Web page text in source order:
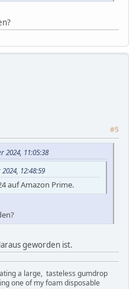
#5
2024, 11:05:38
12:48:59
auf Amazon Prime.
geworden ist.
a large, tasteless gumdrop
one of my foam disposable